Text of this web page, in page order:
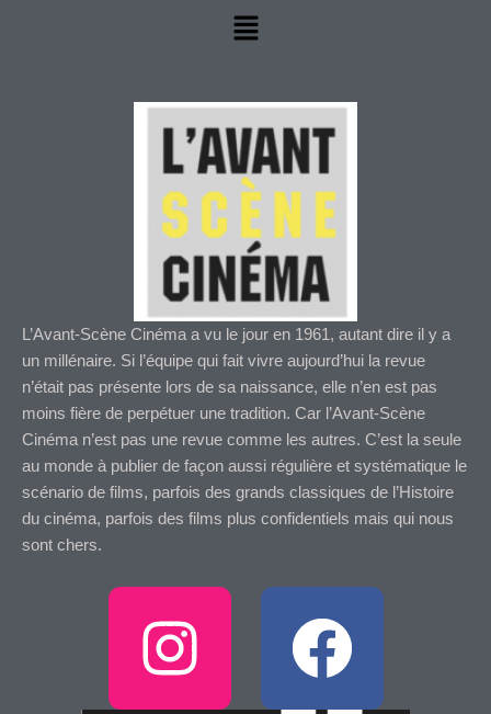
Menu
L’Avant-Scène Cinéma a vu le jour en 1961, autant dire il y a
un millénaire. Si l’équipe qui fait vivre aujourd’hui la revue
n’était pas présente lors de sa naissance, elle n’en est pas
moins fière de perpétuer une tradition. Car l’Avant-Scène
Cinéma n’est pas une revue comme les autres. C’est la seule
au monde à publier de façon aussi régulière et systématique le
scénario de films, parfois des grands classiques de l’Histoire
du cinéma, parfois des films plus confidentiels mais qui nous
sont chers.
I
n
F
a